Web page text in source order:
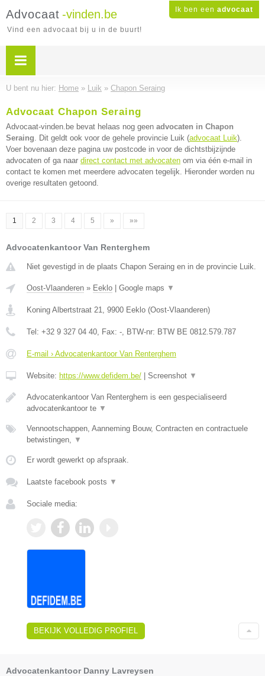
Ik ben een advocaat
Advocaat -vinden.be
Vind een advocaat bij u in de buurt!
U bent nu hier: Home » Luik » Chapon Seraing
Advocaat Chapon Seraing
Advocaat-vinden.be bevat helaas nog geen advocaten in Chapon
Seraing. Dit geldt ook voor de gehele provincie Luik (advocaat Luik).
Voer bovenaan deze pagina uw postcode in voor de dichtstbijzijnde
advocaten of ga naar direct contact met advocaten om via één e-mail in
contact te komen met meerdere advocaten tegelijk. Hieronder worden nu
overige resultaten getoond.
1 2 3 4 5 » »»
Advocatenkantoor Van Renterghem
Niet gevestigd in de plaats Chapon Seraing en in de provincie Luik.
Oost-Vlaanderen » Eeklo Google maps ▼
Koning Albertstraat 21, 9900 Eeklo (Oost-Vlaanderen)
Tel: +32 9 327 04 40, Fax: -, BTW-nr: BTW BE 0812.579.787
E-mail › Advocatenkantoor Van Renterghem
Website: https://www.defidem.be/ Screenshot ▼
Advocatenkantoor Van Renterghem is een gespecialiseerd
advocatenkantoor te ▼
Vennootschappen, Aanneming Bouw, Contracten en contractuele
betwistingen, ▼
Er wordt gewerkt op afspraak.
Laatste facebook posts ▼
Sociale media:
BEKIJK VOLLEDIG PROFIEL
Advocatenkantoor Danny Lavreysen